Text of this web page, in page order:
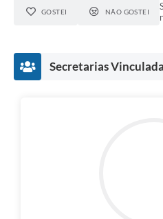
GOSTEI NÃO GOSTEI
Secretarias